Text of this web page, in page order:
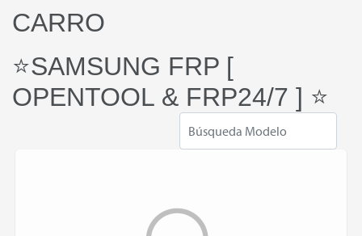
CARRO
⭐️SAMSUNG FRP [
OPENTOOL & FRP24/7 ] ⭐️